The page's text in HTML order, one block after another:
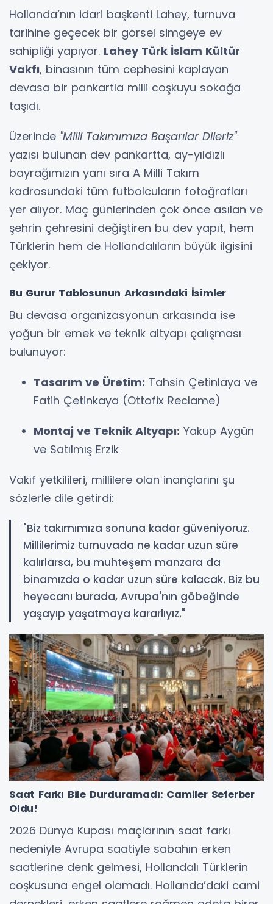
Hollanda’nın idari başkenti Lahey, turnuva
tarihine geçecek bir görsel simgeye ev
sahipliği yapıyor. Lahey Türk İslam Kültür
Vakfı, binasının tüm cephesini kaplayan
devasa bir pankartla milli coşkuyu sokağa
taşıdı.
Üzerinde "Milli Takımımıza Başarılar Dileriz"
yazısı bulunan dev pankartta, ay-yıldızlı
bayrağımızın yanı sıra A Milli Takım
kadrosundaki tüm futbolcuların fotoğrafları
yer alıyor. Maç günlerinden çok önce asılan ve
şehrin çehresini değiştiren bu dev yapıt, hem
Türklerin hem de Hollandalıların büyük ilgisini
çekiyor.
Bu Gurur Tablosunun Arkasındaki İsimler
Bu devasa organizasyonun arkasında ise
yoğun bir emek ve teknik altyapı çalışması
bulunuyor:
Tasarım ve Üretim: Tahsin Çetinlaya ve
Fatih Çetinkaya (Ottofix Reclame)
Montaj ve Teknik Altyapı: Yakup Aygün
ve Satılmış Erzik
Vakıf yetkilileri, millilere olan inançlarını şu
sözlerle dile getirdi:
"Biz takımımıza sonuna kadar güveniyoruz.
Millilerimiz turnuvada ne kadar uzun süre
kalırlarsa, bu muhteşem manzara da
binamızda o kadar uzun süre kalacak. Biz bu
heyecanı burada, Avrupa'nın göbeğinde
yaşayıp yaşatmaya kararlıyız."
Saat Farkı Bile Durduramadı: Camiler Seferber
Oldu!
2026 Dünya Kupası maçlarının saat farkı
nedeniyle Avrupa saatiyle sabahın erken
saatlerine denk gelmesi, Hollandalı Türklerin
coşkusuna engel olamadı. Hollanda’daki cami